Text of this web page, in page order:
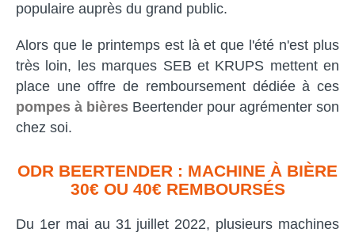
populaire auprès du grand public.
Alors que le printemps est là et que l'été n'est plus
très loin, les marques SEB et KRUPS mettent en
place une offre de remboursement dédiée à ces
pompes à bières Beertender pour agrémenter son
chez soi.
ODR BEERTENDER : MACHINE À BIÈRE
30€ OU 40€ REMBOURSÉS
Du 1er mai au 31 juillet 2022, plusieurs machines